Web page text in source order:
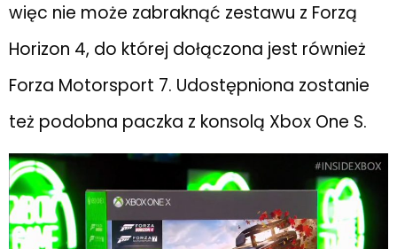
więc nie może zabraknąć zestawu z Forzą
Horizon 4, do której dołączona jest również
Forza Motorsport 7. Udostępniona zostanie
też podobna paczka z konsolą Xbox One S.